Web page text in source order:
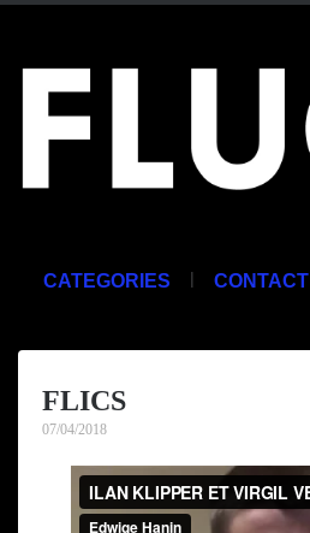
CATEGORIES | CONTACT
FLICS
07/04/2018